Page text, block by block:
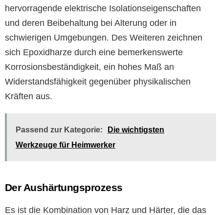
hervorragende elektrische Isolationseigenschaften
und deren Beibehaltung bei Alterung oder in
schwierigen Umgebungen. Des Weiteren zeichnen
sich Epoxidharze durch eine bemerkenswerte
Korrosionsbeständigkeit, ein hohes Maß an
Widerstandsfähigkeit gegenüber physikalischen
Kräften aus.
Passend zur Kategorie:
Die wichtigsten
Werkzeuge für Heimwerker
Der Aushärtungsprozess
Es ist die Kombination von Harz und Härter, die das